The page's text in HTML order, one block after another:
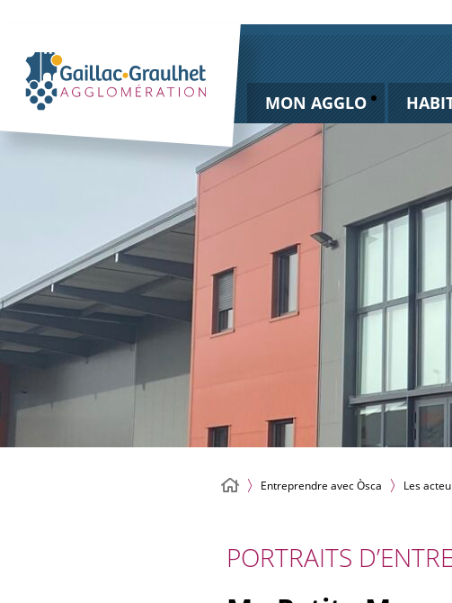
MON AGGLO
Entreprendre avec Òsca Les
PORTRAITS